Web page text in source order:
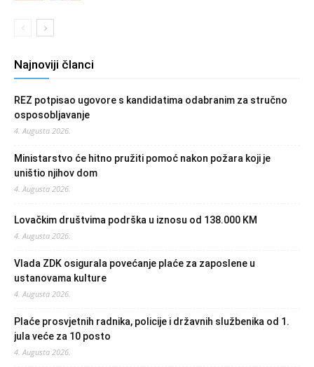
Najnoviji članci
REZ potpisao ugovore s kandidatima odabranim za stručno
osposobljavanje
4. Augusta 2026.
Ministarstvo će hitno pružiti pomoć nakon požara koji je
uništio njihov dom
4. Augusta 2026.
Lovačkim društvima podrška u iznosu od 138.000 KM
4. Augusta 2026.
Vlada ZDK osigurala povećanje plaće za zaposlene u
ustanovama kulture
4. Augusta 2026.
Plaće prosvjetnih radnika, policije i državnih službenika od 1.
jula veće za 10 posto
4. Augusta 2026.